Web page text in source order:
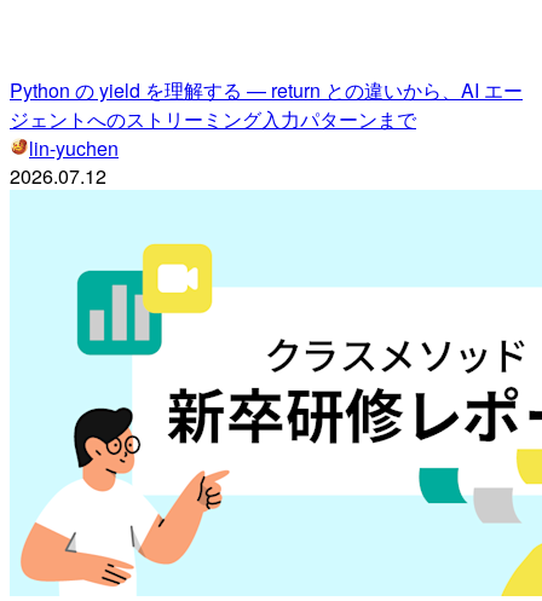
Python の yield を理解する — return との違いから、AI エー
ジェントへのストリーミング入力パターンまで
lin-yuchen
2026.07.12